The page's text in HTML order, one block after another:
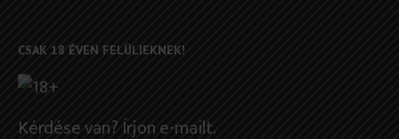
CSAK 18 ÉVEN FELÜLIEKNEK!
Kérdése van? Írjon e-mailt.